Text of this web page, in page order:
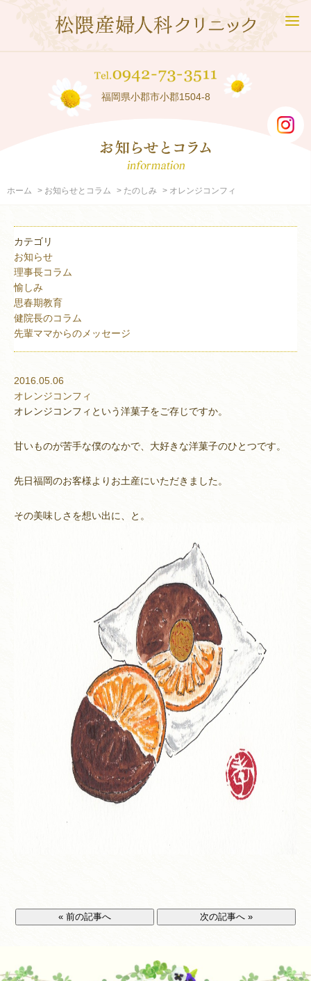
福岡県小郡市小郡1504-8
ホーム お知らせとコラム たのしみ オレンジコンフィ
カテゴリ
お知らせ
理事長コラム
愉しみ
思春期教育
健院長のコラム
先輩ママからのメッセージ
2016.05.06
オレンジコンフィ
オレンジコンフィという洋菓子をご存じですか。
甘いものが苦手な僕のなかで、大好きな洋菓子のひとつです。
先日福岡のお客様よりお土産にいただきました。
その美味しさを想い出に、と。
« 前の記事へ 次の記事へ »